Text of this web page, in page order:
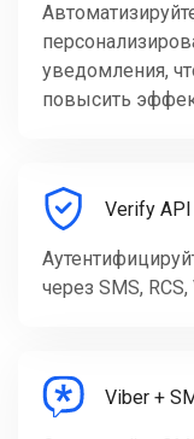
уведомления,
повысить
Verify API
через SMS,
Viber +